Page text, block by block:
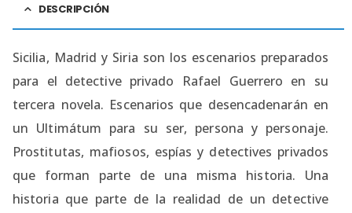
DESCRIPCIÓN
Sicilia, Madrid y Siria son los escenarios preparados
para el detective privado Rafael Guerrero en su
tercera novela. Escenarios que desencadenarán en
un Ultimátum para su ser, persona y personaje.
Prostitutas, mafiosos, espías y detectives privados
que forman parte de una misma historia. Una
historia que parte de la realidad de un detective